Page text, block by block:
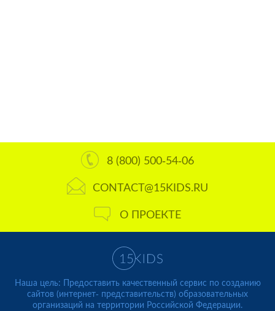
8 (800) 500-54-06
CONTACT@15KIDS.RU
О ПРОЕКТЕ
Наша цель: Предоставить качественный сервис по созданию
сайтов (интернет- представительств) образовательных
организаций на территории Российской Федерации.